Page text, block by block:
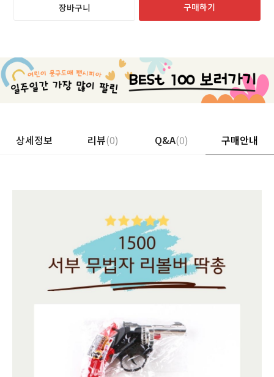
장바구니 구매하기
상세정보 리뷰(0) Q&A(0) 구매안내